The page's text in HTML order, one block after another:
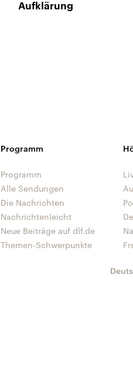
Aufklärung
Programm
Programm
Alle Sendungen
Die Nachrichten
Nachrichtenleicht
Neue Beiträge auf dlf.de
Themen-Schwerpunkte